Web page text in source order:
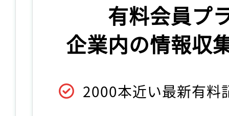
有料会員プ
企業内の情報収
2000本近い最新有料